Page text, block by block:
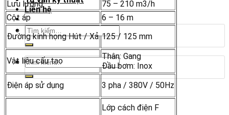
Liên hệ
Tìm
kiếm:
Tìm
kiếm:
Lưu lượng
75 – 210 m3/h
Cột áp
6 – 16 m
Đường kính họng Hút / Xả 125 / 125 mm
Vật liệu cấu tạo
Thân: Gang
Đầu bơm: Inox
Điện áp sử dụng
3 pha / 380V / 50Hz
Lớp cách điện F